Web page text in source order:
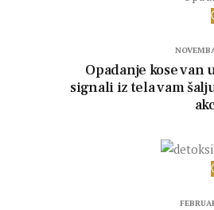
Opadanje kose van
signali iz tela vam